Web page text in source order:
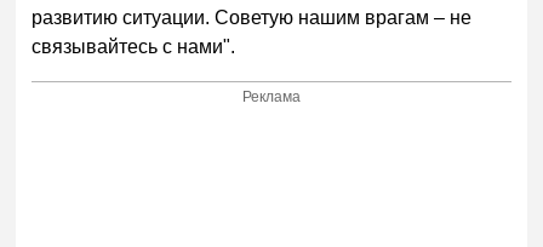
развитию ситуации. Советую нашим врагам – не
связывайтесь с нами".
Реклама